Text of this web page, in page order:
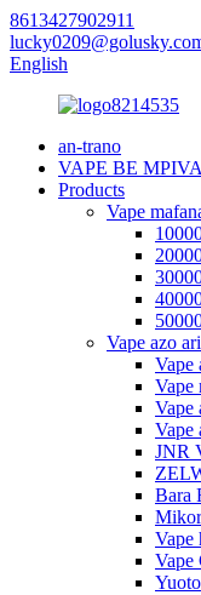
8613427902911
English
an-trano
VAPE BE
Products
Vape
Vape azo
Vape
Vape
Vape
Vape
JNR
Bara
Vape
Vape
Yuoto